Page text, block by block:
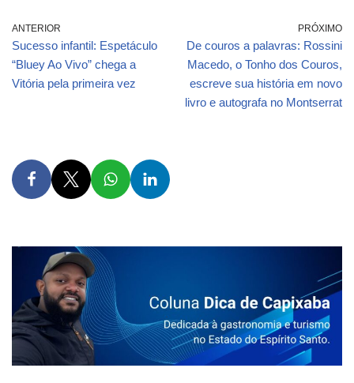
ANTERIOR
Sucesso infantil: Espetáculo
“Bluey Ao Vivo” chega a
Vitória pela primeira vez
PRÓXIMO
De couros a palavras: Rossini
Macedo, o Tonho dos Couros,
escreve sua história em novo
livro e autografa no Montserrat